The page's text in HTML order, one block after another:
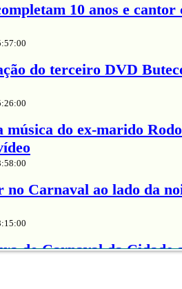
10 anos e
do terceiro DVD
do ex-marido
no Carnaval ao lado da
do Carnaval da Cidade